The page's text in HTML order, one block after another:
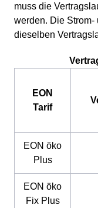
muss die
werden. Die Strom-
dieselben
EON
Tarif
EON öko
Plus
EON öko
Fix Plus